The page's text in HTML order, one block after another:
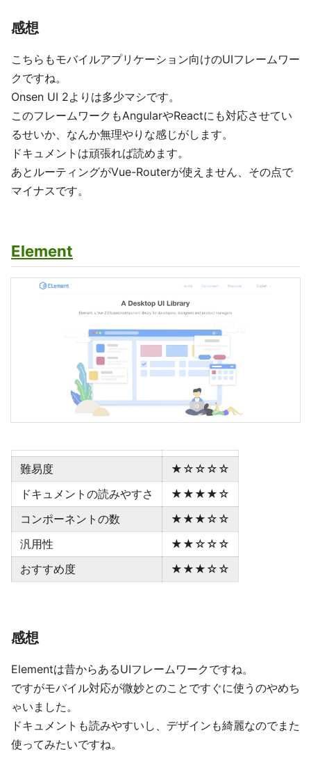
感想
こちらもモバイルアプリケーション向けのUIフレームワー
クですね。
Onsen UI 2よりは多少マシです。
このフレームワークもAngularやReactにも対応させてい
るせいか、なんか無理やりな感じがします。
ドキュメントは頑張れば読めます。
あとルーティングがVue-Routerが使えません、その点で
マイナスです。
Element
難易度
★☆☆☆☆
ドキュメントの読みやすさ
★★★★☆
コンポーネントの数
★★★☆☆
汎用性
★★☆☆☆
おすすめ度
★★★☆☆
感想
Elementは昔からあるUIフレームワークですね。
ですがモバイル対応が微妙とのことですぐに使うのやめち
ゃいました。
ドキュメントも読みやすいし、デザインも綺麗なのでまた
使ってみたいですね。